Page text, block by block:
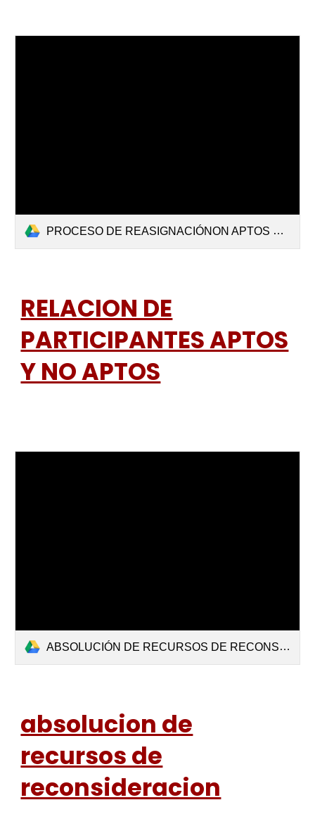
PROCESO DE REASIGNACIÓNON APTOS Y NO APTOS .pdf
RELACION DE
PARTICIPANTES APTOS
Y NO APTOS
ABSOLUCIÓN DE RECURSOS DE RECONSIDERACIÓN DEL PROCESO DE REASIGNACIÓN.pdf
absolucion de
recursos de
reconsideracion